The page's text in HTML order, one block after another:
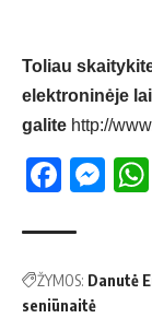
Toliau
elektroninėje
galite http://
ŽYMOS: Danutė
seniūnaitė